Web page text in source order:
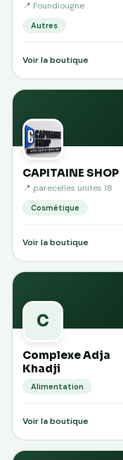
📍 Foundiougne
Autres
Voir la boutique
CAPITAINE SHOP
📍 parecelles unites 18
Cosmétique
Voir la boutique
C
Complexe Adja
Khadji
Alimentation
Voir la boutique